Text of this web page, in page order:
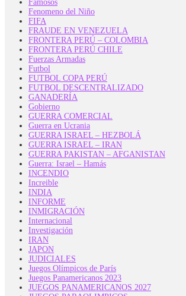
Famosos
Fenomeno del Niño
FIFA
FRAUDE EN VENEZUELA
FRONTERA PERÚ – COLOMBIA
FRONTERA PERÚ CHILE
Fuerzas Armadas
Futbol
FUTBOL COPA PERÚ
FUTBOL DESCENTRALIZADO
GANADERÍA
Gobierno
GUERRA COMERCIAL
Guerra en Ucrania
GUERRA ISRAEL – HEZBOLÁ
GUERRA ISRAEL – IRAN
GUERRA PAKISTAN – AFGANISTAN
Guerra: Israel – Hamás
INCENDIO
Increible
INDIA
INFORME
INMIGRACIÓN
Internacional
Investigación
IRAN
JAPON
JUDICIALES
Juegos Olímpicos de París
Juegos Panamericanos 2023
JUEGOS PANAMERICANOS 2027